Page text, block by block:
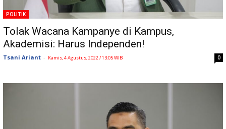
POLITIK
Tolak Wacana Kampanye di Kampus,
Akademisi: Harus Independen!
Tsani Ariant - Kamis, 4 Agustus, 2022 / 13:05 WIB 0